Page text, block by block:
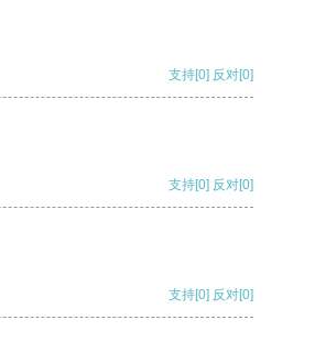
支持[0] 反对[0]
支持[0] 反对[0]
支持[0] 反对[0]